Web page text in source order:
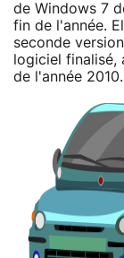
de Windows 7
fin de l'année.
seconde
logiciel
de l'année 2010.